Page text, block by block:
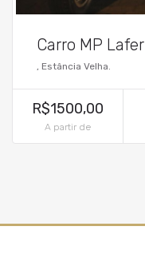
Carro MP Lafer
, Estância Velha.
R$1500,00
A partir de